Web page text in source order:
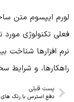
لورم ایپسوم متن
فعلی تکنولوژی
نرم افزارها شناخت
راهکارها، و شرایط
پست قبلی
دفع استرس با رنگ